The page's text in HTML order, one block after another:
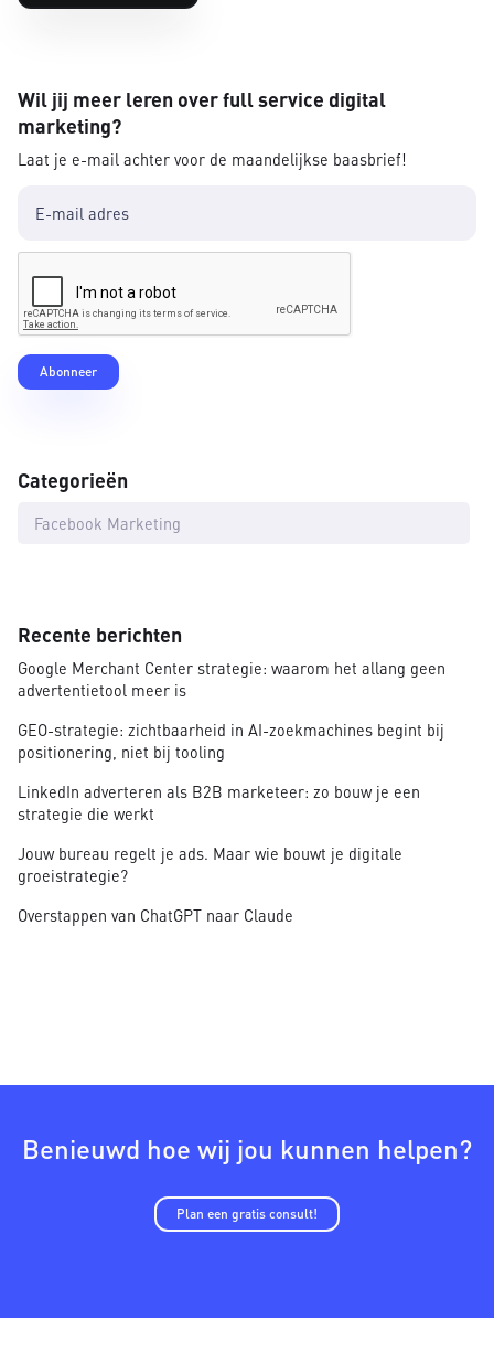
Wil jij meer leren over full service digital
marketing?
Laat je e-mail achter voor de maandelijkse baasbrief!
Categorieën
Facebook Marketing
Recente berichten
Google Merchant Center strategie: waarom het allang geen
advertentietool meer is
GEO-strategie: zichtbaarheid in AI-zoekmachines begint bij
positionering, niet bij tooling
LinkedIn adverteren als B2B marketeer: zo bouw je een
strategie die werkt
Jouw bureau regelt je ads. Maar wie bouwt je digitale
groeistrategie?
Overstappen van ChatGPT naar Claude
Benieuwd hoe wij jou kunnen helpen?
Plan een gratis consult!